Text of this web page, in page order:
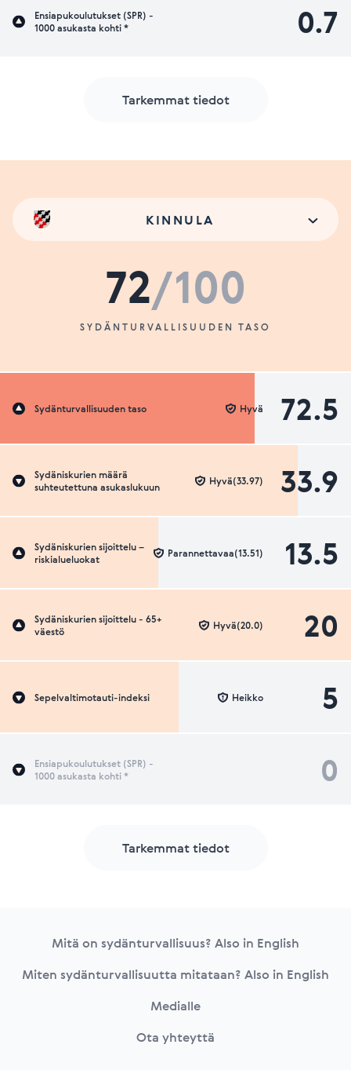
Ensiapukoulutukset (SPR) -
1000 asukasta kohti *
0.7
Tarkemmat tiedot
KINNULA
72/100
SYDÄNTURVALLISUUDEN TASO
Sydänturvallisuuden taso 72.5
Hyvä
Sydäniskurien määrä
suhteutettuna asukaslukuun
33.9
Hyvä(33.97)
Sydäniskurien sijoittelu –
riskialueluokat
13.5
Parannettavaa(13.51)
Sydäniskurien sijoittelu - 65+
väestö
20
Hyvä(20.0)
Sepelvaltimotauti-indeksi 5
Heikko
Ensiapukoulutukset (SPR) -
1000 asukasta kohti *
0
Tarkemmat tiedot
Mitä on sydänturvallisuus? Also in English
Miten sydänturvallisuutta mitataan? Also in English
Medialle
Ota yhteyttä